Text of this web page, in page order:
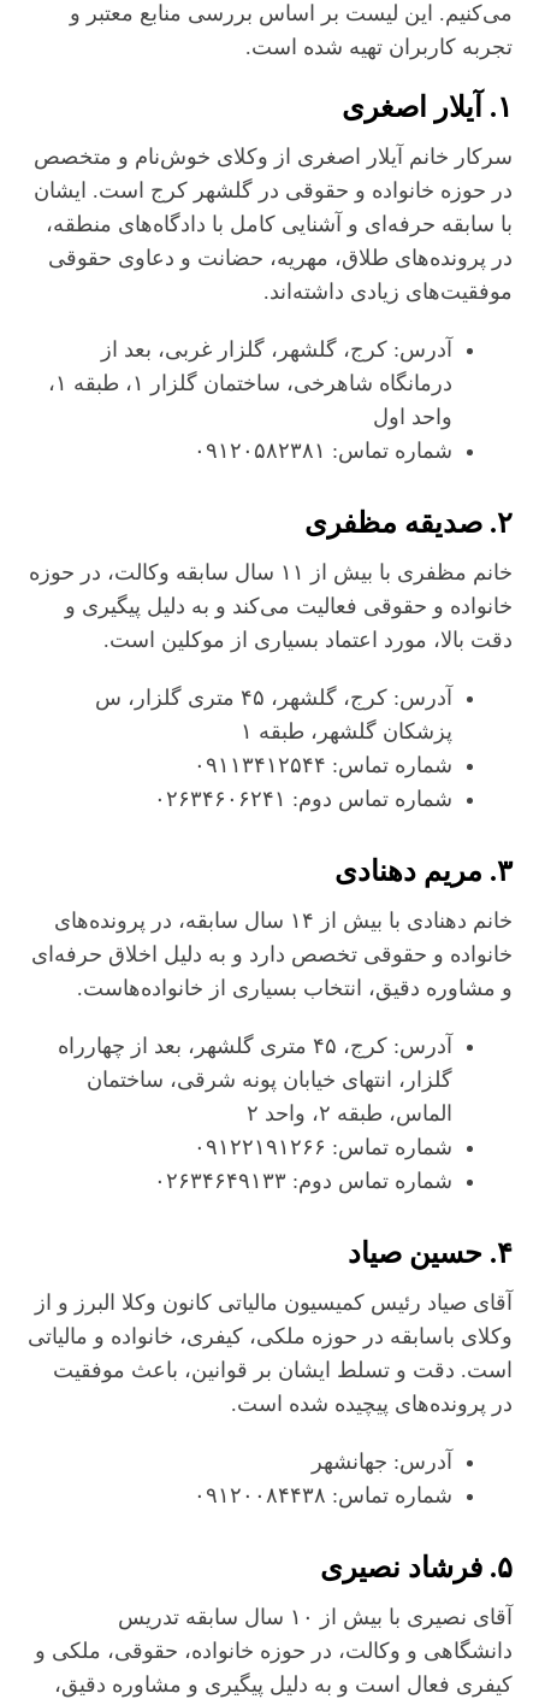
می‌کنیم. این لیست بر اساس بررسی منابع معتبر و
تجربه کاربران تهیه شده است.
۱. آیلار اصغری
سرکار خانم آیلار اصغری از وکلای خوش‌نام و متخصص
در حوزه خانواده و حقوقی در گلشهر کرج است. ایشان
با سابقه حرفه‌ای و آشنایی کامل با دادگاه‌های منطقه،
در پرونده‌های طلاق، مهریه، حضانت و دعاوی حقوقی
موفقیت‌های زیادی داشته‌اند.
آدرس: کرج، گلشهر، گلزار غربی، بعد از
درمانگاه شاهرخی، ساختمان گلزار ۱، طبقه ۱،
واحد اول
شماره تماس: ۰۹۱۲۰۵۸۲۳۸۱
۲. صدیقه مظفری
خانم مظفری با بیش از ۱۱ سال سابقه وکالت، در حوزه
خانواده و حقوقی فعالیت می‌کند و به دلیل پیگیری و
دقت بالا، مورد اعتماد بسیاری از موکلین است.
آدرس: کرج، گلشهر، ۴۵ متری گلزار، س
پزشکان گلشهر، طبقه ۱
شماره تماس: ۰۹۱۱۳۴۱۲۵۴۴
شماره تماس دوم: ۰۲۶۳۴۶۰۶۲۴۱
۳. مریم دهنادی
خانم دهنادی با بیش از ۱۴ سال سابقه، در پرونده‌های
خانواده و حقوقی تخصص دارد و به دلیل اخلاق حرفه‌ای
و مشاوره دقیق، انتخاب بسیاری از خانواده‌هاست.
آدرس: کرج، ۴۵ متری گلشهر، بعد از چهارراه
گلزار، انتهای خیابان پونه شرقی، ساختمان
الماس، طبقه ۲، واحد ۲
شماره تماس: ۰۹۱۲۲۱۹۱۲۶۶
شماره تماس دوم: ۰۲۶۳۴۶۴۹۱۳۳
۴. حسین صیاد
آقای صیاد رئیس کمیسیون مالیاتی کانون وکلا البرز و از
وکلای باسابقه در حوزه ملکی، کیفری، خانواده و مالیاتی
است. دقت و تسلط ایشان بر قوانین، باعث موفقیت
در پرونده‌های پیچیده شده است.
آدرس: جهانشهر
شماره تماس: ۰۹۱۲۰۰۸۴۴۳۸
۵. فرشاد نصیری
آقای نصیری با بیش از ۱۰ سال سابقه تدریس
دانشگاهی و وکالت، در حوزه خانواده، حقوقی، ملکی و
کیفری فعال است و به دلیل پیگیری و مشاوره دقیق،